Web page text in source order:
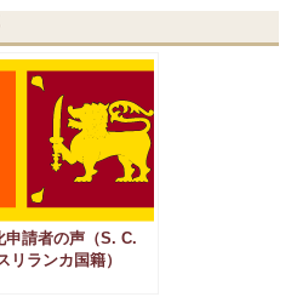
申請者の声（S. C.
リランカ国籍）